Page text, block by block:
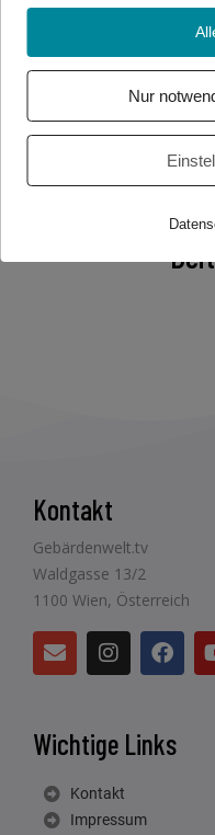
niedergelassenen
Fachrichtungen
Ambulanz im Land
Foto/Video
Kontakt
Gebärdenwelt.tv
Waldgasse 13/2
1100 Wien, Österreich
Wichtige Links
Kontakt
Impressum
Nur